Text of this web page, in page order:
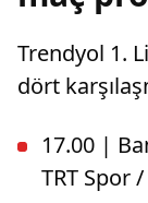
Trendyol 1.
dört
17.00 |
TRT Spor